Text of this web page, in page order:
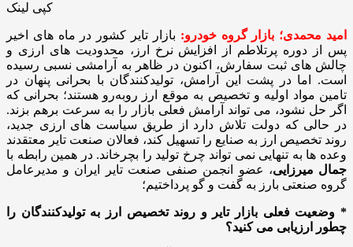
کپی لینک
امید محمدی؛ بازار گروه خودرو: بازار تایر کشور در ماه‌ های اخیر
پس از دوره‌ پرتلاطم از افزایش نرخ ارز، محدودیت‌ های ارزی و
چالش‌ های ثبت سفارش، اکنون در ظاهر به آرامشی نسبی رسیده
است. اما در پشت این آرامش، تولیدکنندگان با بحرانی پنهان در
تامین مواد اولیه و تخصیص به‌ موقع ارز روبه‌رو هستند؛ بحرانی که
اگر حل نشود، می‌ تواند آرامش فعلی بازار را به سرعت برهم بزند.
در حالی‌ که دولت تلاش دارد از طریق سیاست‌ های ارزی جدید،
روند تخصیص ارز به صنایع را تسهیل کند، فعالان صنعت تایر معتقدند
وعده‌ ها به‌ تنهایی نمی‌ تواند چرخ تولید را بچرخاند. در همین رابطه با
جمال میرزایی، عضو انجمن صنفی صنعت تایر ایران و مدیرعامل
گروه صنعتی بارز به گفت و گو پرداختیم؛
* وضعیت فعلی بازار تایر و روند تخصیص ارز به تولیدکنندگان را
چطور ارزیابی می‌ کنید؟